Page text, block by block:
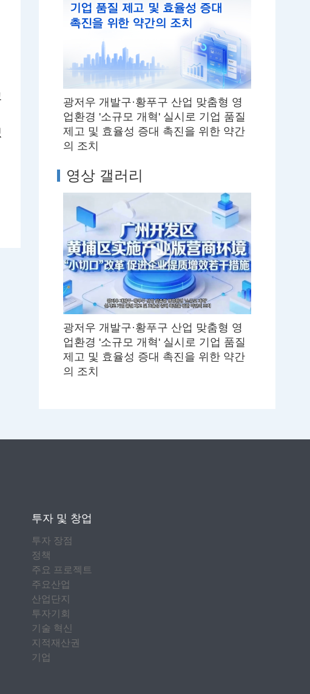
광저우 개발구·황푸구 산업 맞춤형 영
업환경 '소규모 개혁' 실시로 기업 품질
제고 및 효율성 증대 촉진을 위한 약간
의 조치
영상 갤러리
광저우 개발구·황푸구 산업 맞춤형 영
업환경 '소규모 개혁' 실시로 기업 품질
제고 및 효율성 증대 촉진을 위한 약간
의 조치
투자 및 창업
투자 장점
정책
주요 프로젝트
주요산업
산업단지
투자기회
기술 혁신
지적재산권
기업